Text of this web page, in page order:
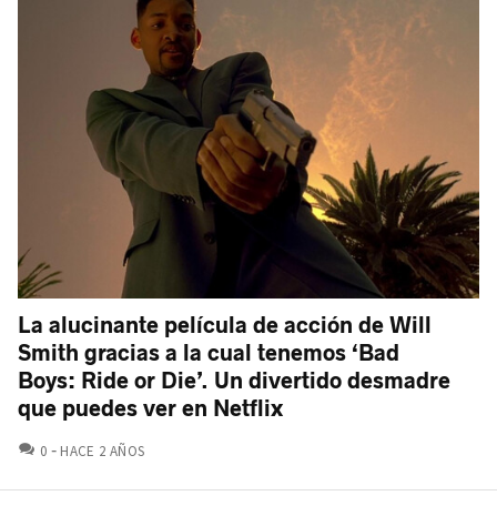
La alucinante película de acción de Will
Smith gracias a la cual tenemos ‘Bad
Boys: Ride or Die’. Un divertido desmadre
que puedes ver en Netflix
0 COMENTARIOS
HACE 2 AÑOS